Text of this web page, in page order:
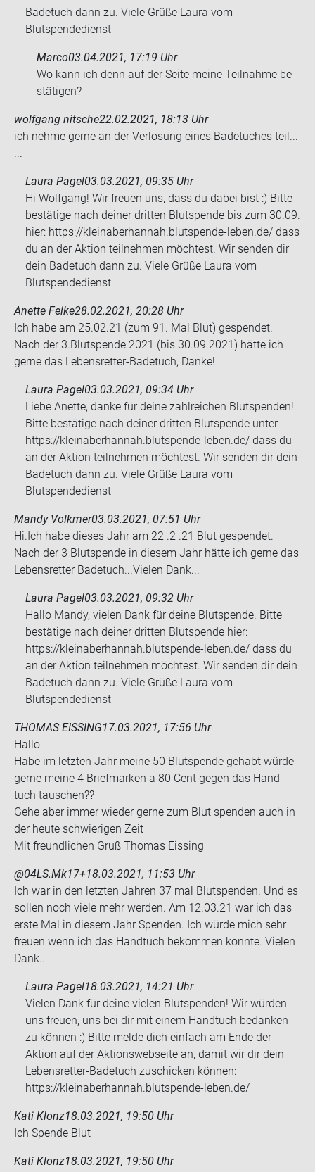
Badetuch dann zu. Viele Grüße Laura vom
Blutspendedienst
Marco03.04.2021, 17:19 Uhr
Wo kann ich denn auf der Seite meine Teil­nah­me be­
stä­ti­gen?
wolfgang nitsche22.02.2021, 18:13 Uhr
ich nehme gerne an der Ver­lo­sung eines Ba­de­tu­ches teil...
...
Laura Pagel03.03.2021, 09:35 Uhr
Hi Wolfgang! Wir freuen uns, dass du dabei bist :) Bitte
bestätige nach deiner dritten Blutspende bis zum 30.09.
hier: https://kleinaberhannah.blutspende-leben.de/ dass
du an der Aktion teilnehmen möchtest. Wir senden dir
dein Badetuch dann zu. Viele Grüße Laura vom
Blutspendedienst
Anette Feike28.02.2021, 20:28 Uhr
Ich habe am 25.02.21 (zum 91. Mal Blut) ge­spen­det.
Nach der 3.Blut­spen­de 2021 (bis 30.09.2021) hätte ich
gerne das Lebensretter-​​Ba­de­tuch, Danke!
Laura Pagel03.03.2021, 09:34 Uhr
Liebe Anette, danke für deine zahlreichen Blutspenden!
Bitte bestätige nach deiner dritten Blutspende unter
https://kleinaberhannah.blutspende-leben.de/ dass du
an der Aktion teilnehmen möchtest. Wir senden dir dein
Badetuch dann zu. Viele Grüße Laura vom
Blutspendedienst
Mandy Volkmer03.03.2021, 07:51 Uhr
Hi.Ich habe die­ses Jahr am 22 .2 .21 Blut ge­spen­det.
Nach der 3 Blut­spen­de in die­sem Jahr hätte ich gerne das
Le­bens­ret­ter Ba­de­tuch...Vie­len Dank...
Laura Pagel03.03.2021, 09:32 Uhr
Hallo Mandy, vielen Dank für deine Blutspende. Bitte
bestätige nach deiner dritten Blutspende hier:
https://kleinaberhannah.blutspende-leben.de/ dass du
an der Aktion teilnehmen möchtest. Wir senden dir dein
Badetuch dann zu. Viele Grüße Laura vom
Blutspendedienst
THOMAS EISSING17.03.2021, 17:56 Uhr
Hallo
Habe im letz­ten Jahr meine 50 Blut­spen­de ge­habt würde
gerne meine 4 Brief­mar­ken a 80 Cent gegen das Hand­
tuch tau­schen??
Gehe aber immer wie­der gerne zum Blut spen­den auch in
der heute schwie­ri­gen Zeit
Mit freund­li­chen Gruß Tho­mas Eis­sing
@04LS.Mk17+18.03.2021, 11:53 Uhr
Ich war in den letz­ten Jah­ren 37 mal Blut­spen­den. Und es
sol­len noch viele mehr wer­den. Am 12.03.21 war ich das
erste Mal in die­sem Jahr Spen­den. Ich würde mich sehr
freu­en wenn ich das Hand­tuch be­kom­men könn­te. Vie­len
Dank..
Laura Pagel18.03.2021, 14:21 Uhr
Vielen Dank für deine vielen Blutspenden! Wir würden
uns freuen, uns bei dir mit einem Handtuch bedanken
zu können :) Bitte melde dich einfach am Ende der
Aktion auf der Aktionswebseite an, damit wir dir dein
Lebensretter-Badetuch zuschicken können:
https://kleinaberhannah.blutspende-leben.de/
Kati Klonz18.03.2021, 19:50 Uhr
Ich Spen­de Blut
Kati Klonz18.03.2021, 19:50 Uhr